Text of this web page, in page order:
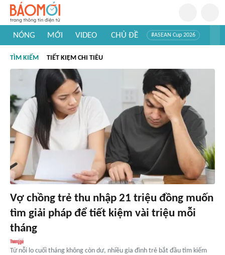
NÓNG MỚI VIDEO CHỦ ĐỀ #ASEAN Cup 2026
#Khám phá thế giới
TÌM KIẾM TIẾT KIỆM CHI TIÊU
Vợ chồng trẻ thu nhập 21 triệu đồng muốn
tìm giải pháp để tiết kiệm vài triệu mỗi
tháng
Từ nỗi lo cuối tháng không còn dư, nhiều gia đình trẻ bắt đầu tìm kiếm